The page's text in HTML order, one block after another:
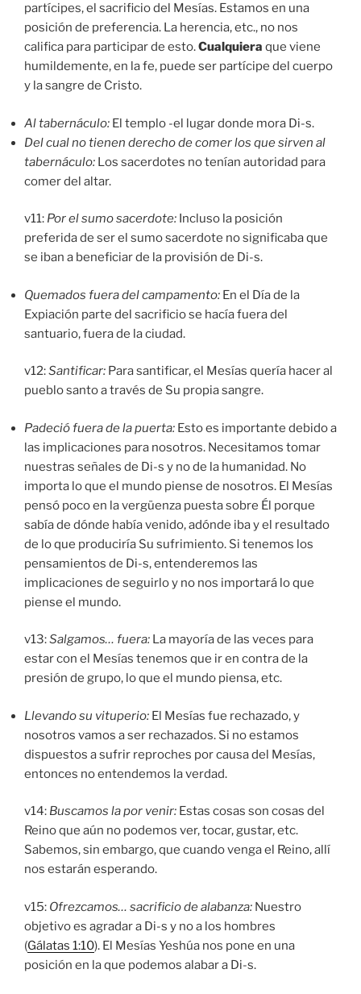
partícipes, el sacrificio del Mesías. Estamos en una
posición de preferencia. La herencia, etc., no nos
califica para participar de esto.Cualquiera que viene
humildemente, en la fe, puede ser partícipe del cuerpo
y la sangre de Cristo.
Al tabernáculo: El templo -el lugar donde mora Di-s.
Del cual no tienen derecho de comer los que sirven al
tabernáculo: Los sacerdotes no tenían autoridad para
comer del altar.
v11: Por el sumo sacerdote: Incluso la posición
preferida de ser el sumo sacerdote no significaba que
se iban a beneficiar de la provisión de Di-s.
Quemados fuera del campamento: En el Día de la
Expiación parte del sacrificio se hacía fuera del
santuario, fuera de la ciudad.
v12:Santificar: Para santificar, el Mesías quería hacer al
pueblo santo a través de Su propia sangre.
Padeció fuera de la puerta: Esto es importante debido a
las implicaciones para nosotros. Necesitamos tomar
nuestras señales de Di-s y no de la humanidad. No
importa lo que el mundo piense de nosotros. El Mesías
pensó poco en la vergüenza puesta sobre Él porque
sabía de dónde había venido, adónde iba y el resultado
de lo que produciría Su sufrimiento. Si tenemos los
pensamientos de Di-s, entenderemos las
implicaciones de seguirlo y no nos importará lo que
piense el mundo.
v13:Salgamos… fuera: La mayoría de las veces para
estar con el Mesías tenemos que ir en contra de la
presión de grupo, lo que el mundo piensa, etc.
Llevando su vituperio: El Mesías fue rechazado, y
nosotros vamos a ser rechazados. Si no estamos
dispuestos a sufrir reproches por causa del Mesías,
entonces no entendemos la verdad.
v14: Buscamos la por venir: Estas cosas son cosas del
Reino que aún no podemos ver, tocar, gustar, etc.
Sabemos, sin embargo, que cuando venga el Reino, allí
nos estarán esperando.
v15: Ofrezcamos… sacrificio de alabanza: Nuestro
objetivo es agradar a Di-s y no a los hombres
(Gálatas 1:10). El Mesías Yeshúa nos pone en una
posición en la que podemos alabar a Di-s.